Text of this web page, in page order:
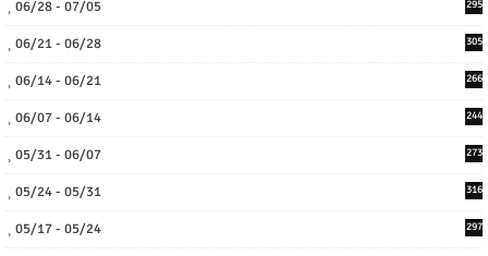
06/28 - 07/05 295
06/21 - 06/28 305
06/14 - 06/21 266
06/07 - 06/14 244
05/31 - 06/07 273
05/24 - 05/31 316
05/17 - 05/24 297